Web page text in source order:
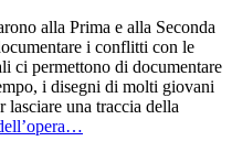
alla Prima e alla Seconda
i conflitti con le
ci permettono di documentare
i disegni di molti giovani
lasciare una traccia della